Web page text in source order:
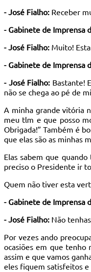
- José Fialho: Receber
- Gabinete de Imprensa
- José Fialho: Muito!
- Gabinete de Imprensa
- José Fialho: Bastante!
não se chega ao pé de
A minha grande vitória
meu tlm e que posso
Obrigada!” Também é
que elas são as minhas
Elas sabem que
preciso o Presidente ir
Quem não tiver esta
- Gabinete de Imprensa
- José Fialho: Não
Por vezes ando
ocasiões em que tenho
assim e que vamos
eles fiquem satisfeitos e